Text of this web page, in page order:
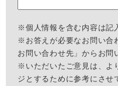
※個人情報を含む内容は記
※お答えが必要なお問い合
お問い合わせ先」からお問
※いただいたご意見は、よ
ジとするために参考にさせ